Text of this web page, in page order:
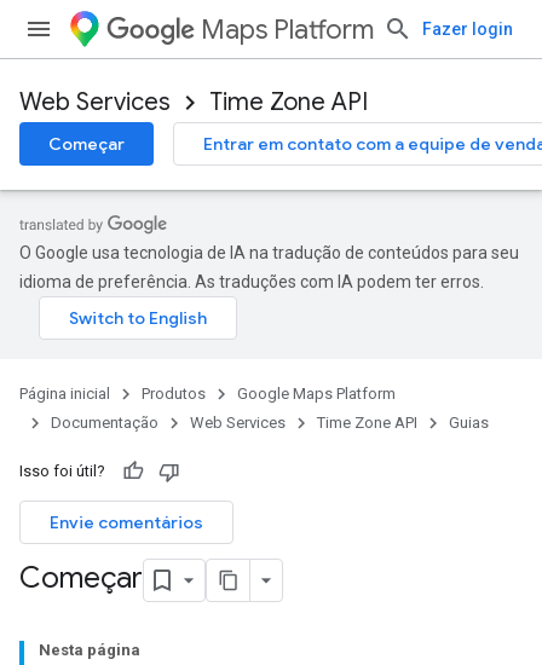
Maps Platform Fazer login
Web Services Time Zone API
Começar Entrar em contato com a equipe de
O Google usa tecnologia de IA na tradução de conteúdos para seu
idioma de preferência. As traduções com IA podem ter erros.
Página inicial Produtos
Google Maps Platform
Documentação
Web Services Time Zone API Guias
Isso foi útil?
Envie comentários
Começar
Nesta página